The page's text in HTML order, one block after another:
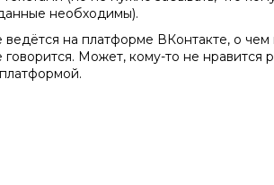
необходимы).
на платформе ВКонтакте, о чем
Может, кому-то не нравится
Уровень организации *